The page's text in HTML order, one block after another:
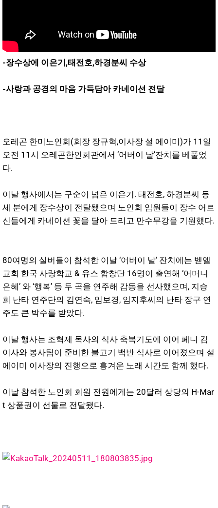
-장수상에 이은기,태전호,하경분씨 수상
-사랑과 공경의 마음 가득담아 카네이션 전달
오레곤 한미노인회(회장 장규혁,이사장 설 에이미)가 11일
오전 11시 오레곤한인회관에서 ‘어버이 날’잔치를 베풀었
다.
이날 행사에서는 구순이 넘은 이은기. 태전호, 하경분씨 등
세 분에게 장수상이 전달됐으며 노인회 임원들이 장수 어르
신들에게 카네이션 꽃을 달아 드리고 만수무강을 기원했다.
80여명의 실버들이 참석한 이날 ‘어버이 날’ 잔치에는 벧엘
교회 한국 사랑학교 & 유스 합창단 16명이 출연해 ‘어머니
은혜’ 와 ‘행복’ 등 두 곡을 연주해 감동을 선사했으며, 지승
희 난타 연주단의 김연숙, 임보경, 임지후씨의 난타 장구 연
주도 큰 박수를 받았다.
이날 행사는 조혁제 목사의 식사 축복기도에 이어 페니 김
이사와 봉사팀이 준비한 불고기 백반 식사로 이어졌으며 설
에이미 이사장의 진행으로 흥겨운 노래 시간도 함께 했다.
이날 참석한 노인회 회원 전원에게는 20달러 상당의 H-Mar
t 상품권이 선물로 전달됐다.